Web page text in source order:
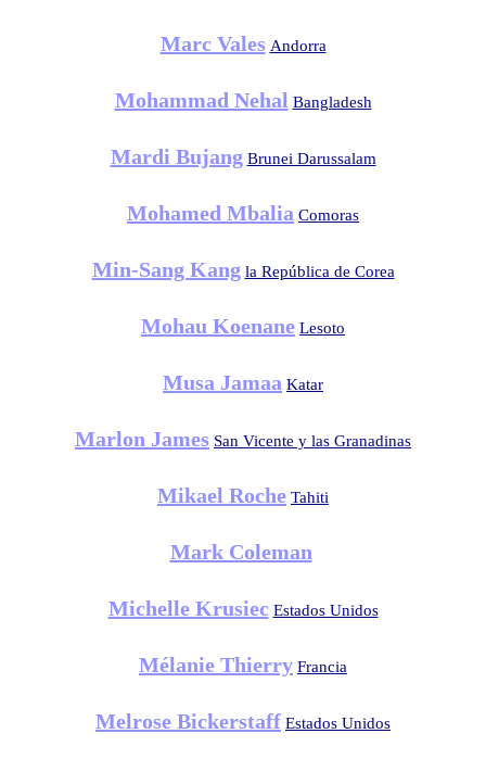
Marc Vales Andorra
Mohammad Nehal Bangladesh
Mardi Bujang Brunei Darussalam
Mohamed Mbalia Comoras
Min-Sang Kang la República de Corea
Mohau Koenane Lesoto
Musa Jamaa Katar
Marlon James San Vicente y las Granadinas
Mikael Roche Tahiti
Mark Coleman
Michelle Krusiec Estados Unidos
Mélanie Thierry Francia
Melrose Bickerstaff Estados Unidos